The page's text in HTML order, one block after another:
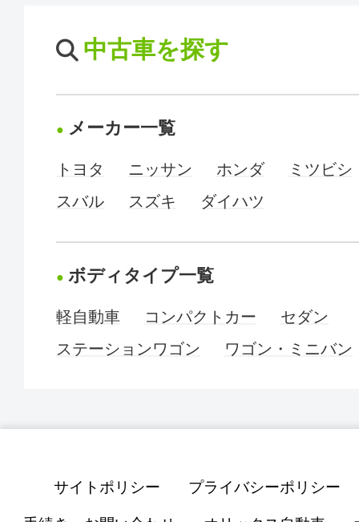
中古車を探す
メーカー一覧
トヨタ ニッサン ホンダ
ミツビシ
スバル
スズキ ダイハツ
ボディタイプ一覧
軽自動車 コンパクトカー
セダン
ステーションワゴン
ワゴン・ミニバン
サイトポリシー プライバシーポリシー